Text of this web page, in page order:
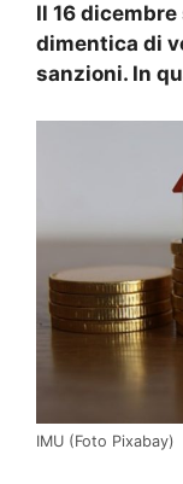
Il 16
dimentica di
sanzioni. In
IMU (Foto Pixabay)